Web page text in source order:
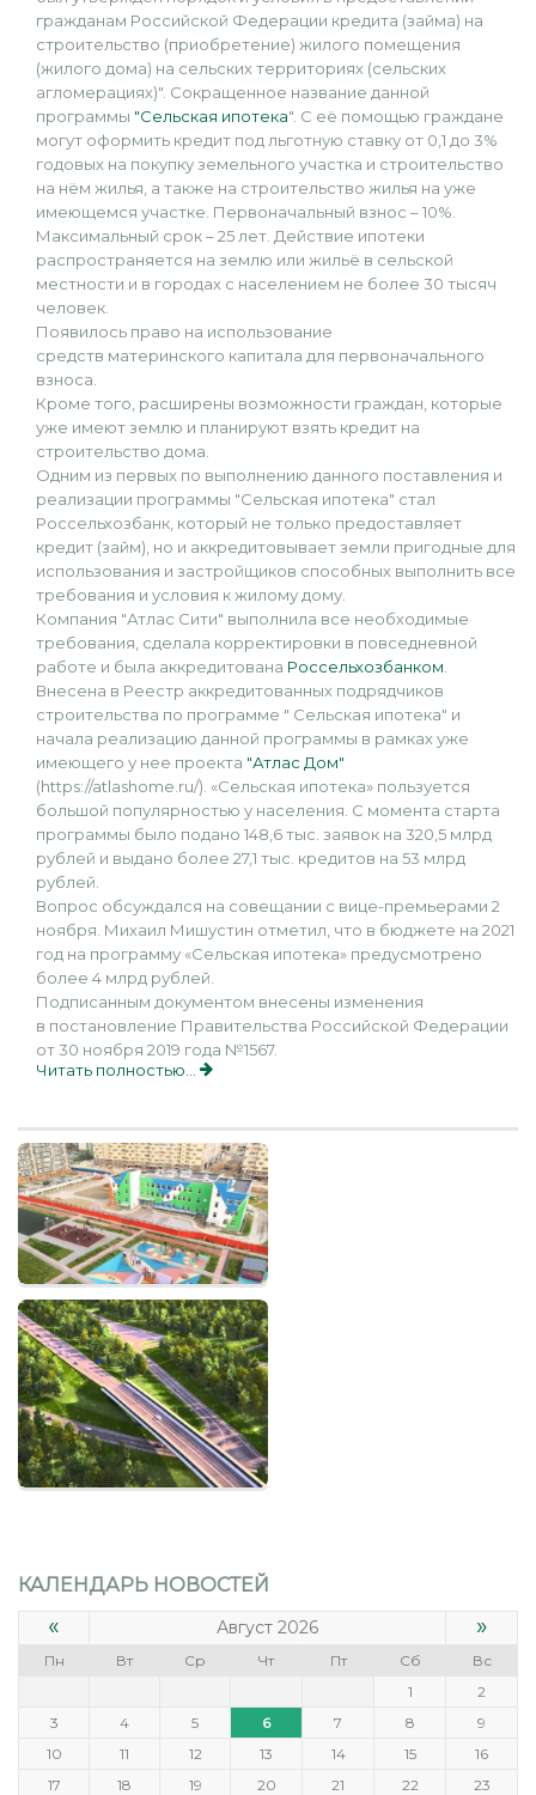
гражданам Российской Федерации кредита (займа) на
строительство (приобретение) жилого помещения
(жилого дома) на сельских территориях (сельских
агломерациях)". Сокращенное название данной
программы "Сельская ипотека". С её помощью граждане
могут оформить кредит под льготную ставку от 0,1 до 3%
годовых на покупку земельного участка и строительство
на нём жилья, а также на строительство жилья на уже
имеющемся участке. Первоначальный взнос – 10%.
Максимальный срок – 25 лет. Действие ипотеки
распространяется на землю или жильё в сельской
местности и в городах с населением не более 30 тысяч
человек.
Появилось право на использование
средств материнского капитала для первоначального
взноса.
Кроме того, расширены возможности граждан, которые
уже имеют землю и планируют взять кредит на
строительство дома.
Одним из первых по выполнению данного поставления и
реализации программы "Сельская ипотека" стал
Россельхозбанк, который не только предоставляет
кредит (займ), но и аккредитовывает земли пригодные для
использования и застройщиков способных выполнить все
требования и условия к жилому дому.
Компания "Атлас Сити" выполнила все необходимые
требования, сделала корректировки в повседневной
работе и была аккредитована Россельхозбанком
Внесена в Реестр аккредитованных подрядчиков
строительства по программе " Сельская ипотека" и
начала реализацию данной программы в рамках уже
имеющего у нее проекта "Атлас Дом"
(https://atlashome.ru/). «Сельская ипотека» пользуется
большой популярностью у населения. С момента старта
программы было подано 148,6 тыс. заявок на 320,5 млрд
рублей и выдано более 27,1 тыс. кредитов на 53 млрд
рублей.
Вопрос обсуждался на совещании с вице-премьерами 2
ноября. Михаил Мишустин отметил, что в бюджете на 2021
год на программу «Сельская ипотека» предусмотрено
более 4 млрд рублей.
Подписанным документом внесены изменения
в постановление Правительства Российской Федерации
от 30 ноября 2019 года №1567.
Читать полностью...
Детский сад на 190 мест
в Буграх
Дорога свяжет Рублёвку
КАЛЕНДАРЬ НОВОСТЕЙ
« Август 2026 »
Пн Вт Ср Чт Пт Сб
Вс
1
2
3
4 5 6 7 8
9
10
11 12 13 14 15
16
17
18 19 20 21 22
23